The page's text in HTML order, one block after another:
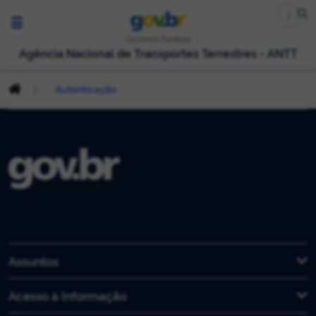
Agência Nacional de Transportes Terrestres - ANTT
Autenticação
Assuntos
Acesso à Informação